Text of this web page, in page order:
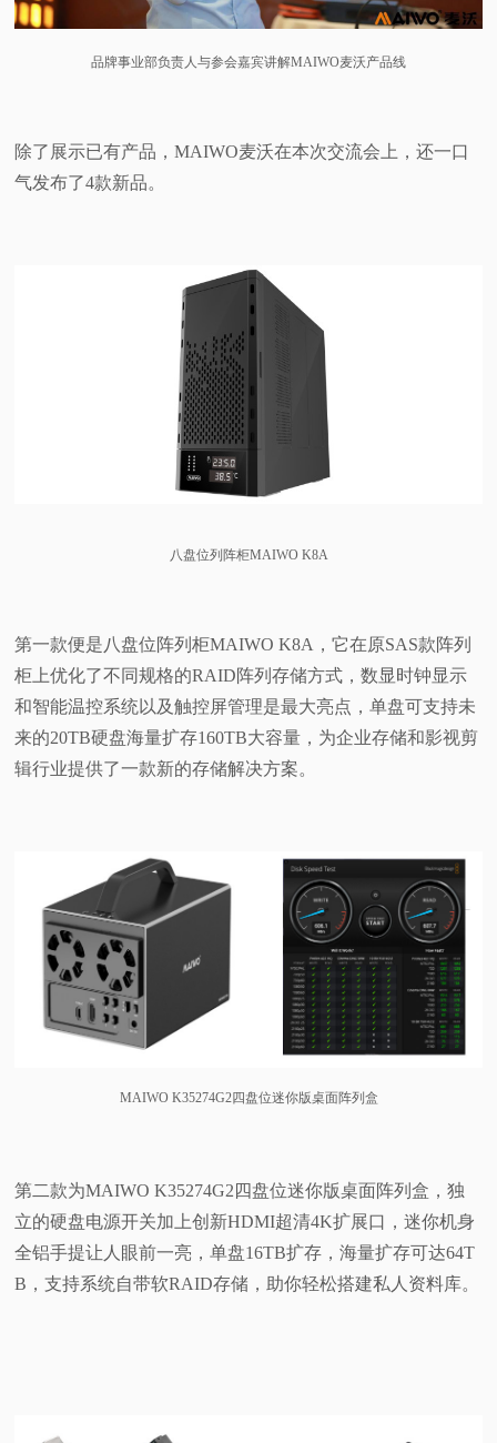
品牌事业部负责人与参会嘉宾讲解MAIWO麦沃产品线
除了展示已有产品，MAIWO麦沃在本次交流会上，还一口
气发布了4款新品。
八盘位列阵柜MAIWO K8A
第一款便是八盘位阵列柜MAIWO K8A，它在原SAS款阵列
柜上优化了不同规格的RAID阵列存储方式，数显时钟显示
和智能温控系统以及触控屏管理是最大亮点，单盘可支持未
来的20TB硬盘海量扩存160TB大容量，为企业存储和影视剪
辑行业提供了一款新的存储解决方案。
MAIWO K35274G2四盘位迷你版桌面阵列盒
第二款为MAIWO K35274G2四盘位迷你版桌面阵列盒，独
立的硬盘电源开关加上创新HDMI超清4K扩展口，迷你机身
全铝手提让人眼前一亮，单盘16TB扩存，海量扩存可达64T
B，支持系统自带软RAID存储，助你轻松搭建私人资料库。